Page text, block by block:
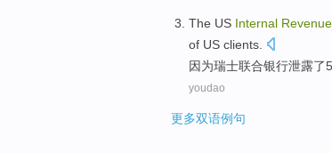
The US Internal Revenue
of US clients.
因为瑞士联合银行泄露了
youdao
更多双语例句